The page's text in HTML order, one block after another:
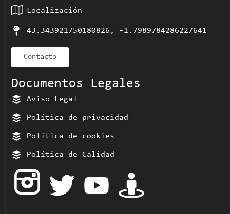
Localización
43.343921750180826, -1.7989784286227641
Contacto
Documentos Legales
Aviso Legal
Política de privacidad
Política de cookies
Política de Calidad